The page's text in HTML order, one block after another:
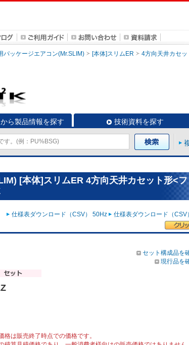
パッケージエアコン(Mr.SLIM) [本体]スリムER
4方向天井カセ
ら製品情報を探す 技術資料を探す
[本体]スリムER 4方向天井カセット形<
仕様表ダウンロード（CSV） 50Hz 仕様表ダウンロード（CSV
セット構成品を
現行品を
は販売終了時点での価格です。